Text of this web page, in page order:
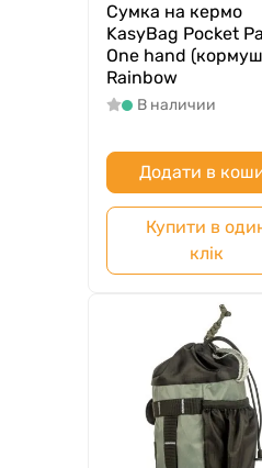
Сумка на кермо
KasyBag Pocket
One hand
Rainbow
В наличии
Додати в
Купити в
клік